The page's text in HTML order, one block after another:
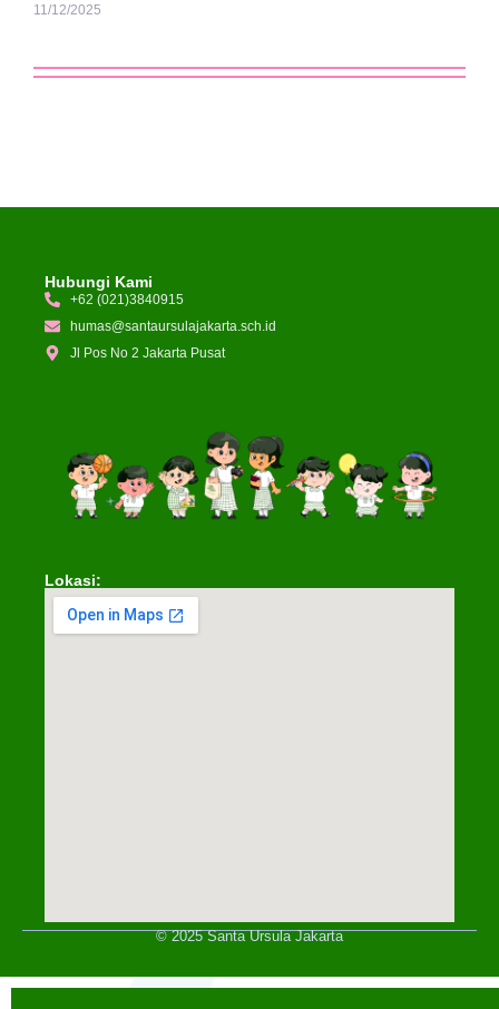
11/12/2025
Hubungi Kami
+62 (021)3840915
humas@santaursulajakarta.sch.id
Jl Pos No 2 Jakarta Pusat
Lokasi:
© 2025 Santa Ursula Jakarta